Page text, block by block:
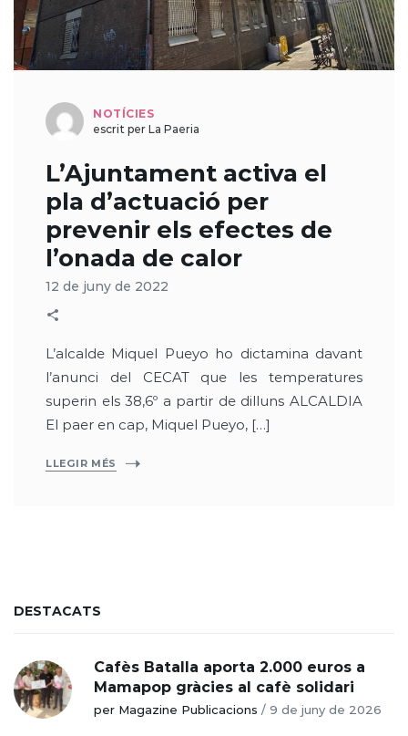
NOTÍCIES
escrit per La Paeria
L’Ajuntament activa el
pla d’actuació per
prevenir els efectes de
l’onada de calor
12 de juny de 2022
L’alcalde Miquel Pueyo ho dictamina davant
l’anunci del CECAT que les temperatures
superin els 38,6º a partir de dilluns ALCALDIA
El paer en cap, Miquel Pueyo, […]
LLEGIR MÉS
DESTACATS
Cafès Batalla aporta 2.000 euros a
Mamapop gràcies al cafè solidari
per Magazine Publicacions / 9 de juny de 2026